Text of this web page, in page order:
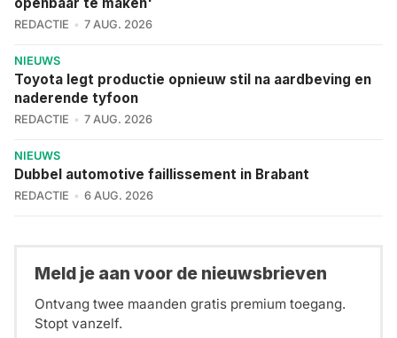
REDACTIE 7 AUG. 2026
NIEUWS
Toyota legt productie opnieuw stil na aardbeving en
naderende tyfoon
REDACTIE 7 AUG. 2026
NIEUWS
Dubbel automotive faillissement in Brabant
REDACTIE 6 AUG. 2026
Meld je aan voor de nieuwsbrieven
Ontvang twee maanden gratis premium toegang.
Stopt vanzelf.